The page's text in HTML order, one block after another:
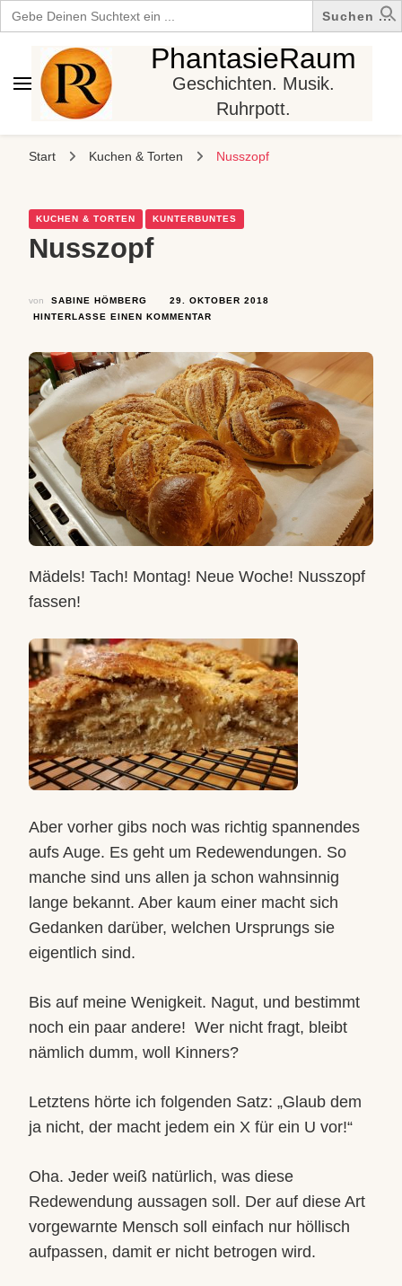
Search
for:
PhantasieRaum
Geschichten. Musik.
Ruhrpott.
Start Kuchen & Torten Nusszopf
KUCHEN & TORTEN KUNTERBUNTES
Nusszopf
von SABINE HÖMBERG
29. OKTOBER 2018
HINTERLASSE EINEN KOMMENTAR
Mädels! Tach! Montag! Neue Woche! Nusszopf
fassen!
Aber vorher gibs noch was richtig spannendes
aufs Auge. Es geht um Redewendungen. So
manche sind uns allen ja schon wahnsinnig
lange bekannt. Aber kaum einer macht sich
Gedanken darüber, welchen Ursprungs sie
eigentlich sind.
Bis auf meine Wenigkeit. Nagut, und bestimmt
noch ein paar andere! Wer nicht fragt, bleibt
nämlich dumm, woll Kinners?
Letztens hörte ich folgenden Satz: „Glaub dem
ja nicht, der macht jedem ein X für ein U vor!“
Oha. Jeder weiß natürlich, was diese
Redewendung aussagen soll. Der auf diese Art
vorgewarnte Mensch soll einfach nur höllisch
aufpassen, damit er nicht betrogen wird.